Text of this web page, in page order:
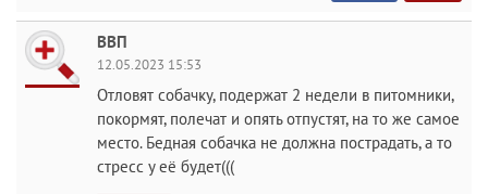
ВВП
12.05.2023 15:53
Отловят собачку, подержат 2 недели в питомники,
покормят, полечат и опять отпустят, на то же самое
место. Бедная собачка не должна пострадать, а то
стресс у её будет(((